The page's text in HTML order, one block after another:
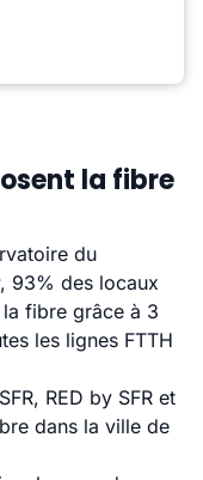
la fibre
du
, 93% des locaux
fibre grâce à 3
les lignes FTTH
RED by SFR et
dans la ville de